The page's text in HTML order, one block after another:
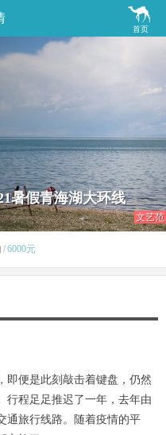

首页
暑假青海湖大环线
文艺范
/6000元
便是此刻敲击着键盘，仍然
行程足足推迟了一年，去年由
通旅行线路。随着疫情的平